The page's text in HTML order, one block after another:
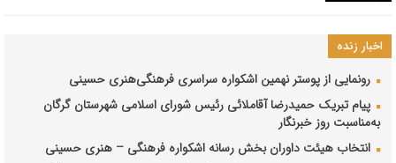
اخبار زنده
رونمایی از پوستر نهمین اشکواره سراسری فرهنگی‌هنری حسینی
پیام تبریک حمیدرضا آقاملائی رئیس شورای اسلامی شهرستان گرگان
به‌مناسبت روز خبرنگار
انتخاب هیئت داوران بخش رسانه اشکواره فرهنگی‌ – هنری حسینی